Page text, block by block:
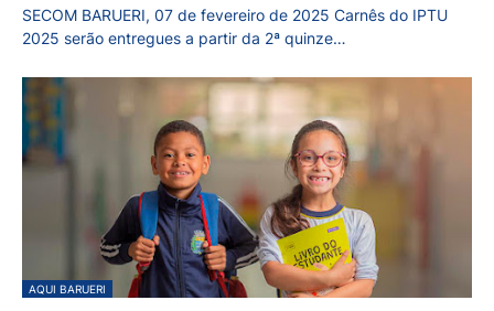
SECOM BARUERI, 07 de fevereiro de 2025 Carnês do IPTU
2025 serão entregues a partir da 2ª quinze…
AQUI BARUERI